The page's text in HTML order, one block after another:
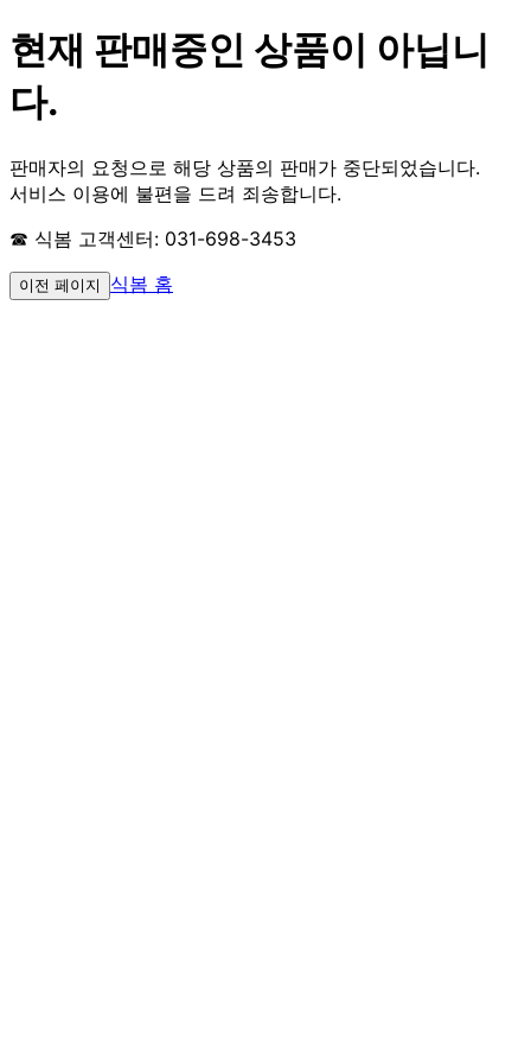
현재 판매중인 상품이 아닙니
다.
판매자의 요청으로 해당 상품의 판매가 중단되었습니다.
서비스 이용에 불편을 드려 죄송합니다.
☎ 식봄 고객센터: 031-698-3453
이전 페이지 식봄 홈